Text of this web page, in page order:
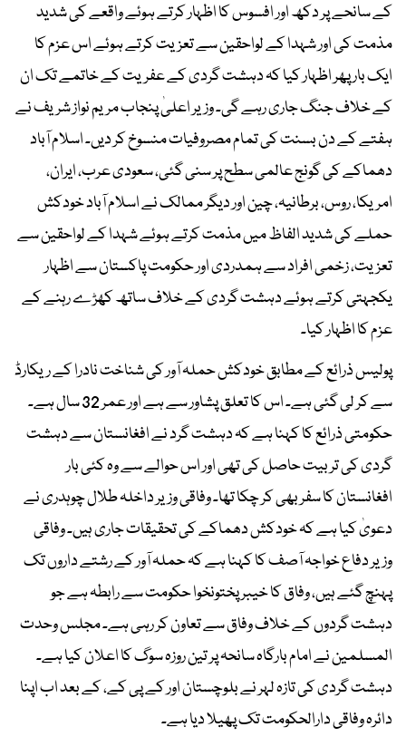
کے سانحے پر دکھ اور افسوس کا اظہار کرتے ہوئے واقعے کی شدید
مذمت کی اور شہدا کے لواحقین سے تعزیت کرتے ہوئے اس عزم کا
ایک بار پھر اظہار کیا کہ دہشت گردی کے عفریت کے خاتمے تک ان
کے خلاف جنگ جاری رہے گی۔ وزیر اعلیٰ پنجاب مریم نواز شریف نے
ہفتے کے دن بسنت کی تمام مصروفیات منسوخ کر دیں۔ اسلام آباد
دھماکے کی گونج عالمی سطح پر سنی گئی، سعودی عرب، ایران،
امریکا، روس، برطانیہ، چین اور دیگر ممالک نے اسلام آباد خودکش
حملے کی شدید الفاظ میں مذمت کرتے ہوئے شہدا کے لواحقین سے
تعزیت، زخمی افراد سے ہمدردی اور حکومت پاکستان سے اظہار
یکجہتی کرتے ہوئے دہشت گردی کے خلاف ساتھ کھڑے رہنے کے
عزم کا اظہار کیا۔
پولیس ذرائع کے مطابق خودکش حملہ آور کی شناخت نادرا کے ریکارڈ
سے کر لی گئی ہے۔ اس کا تعلق پشاور سے ہے اور عمر 32 سال ہے۔
حکومتی ذرائع کا کہنا ہے کہ دہشت گرد نے افغانستان سے دہشت
گردی کی تربیت حاصل کی تھی اور اس حوالے سے وہ کئی بار
افغانستان کا سفر بھی کر چکا تھا۔ وفاقی وزیر داخلہ طلال چوہدری نے
دعویٰ کیا ہے کہ خودکش دھماکے کی تحقیقات جاری ہیں۔ وفاقی
وزیر دفاع خواجہ آصف کا کہنا ہے کہ حملہ آور کے رشتے داروں تک
پہنچ گئے ہیں، وفاق کا خیبر پختونخوا حکومت سے رابطہ ہے جو
دہشت گردوں کے خلاف وفاق سے تعاون کر رہی ہے۔ مجلس وحدت
المسلمین نے امام بارگاہ سانحہ پر تین روزہ سوگ کا اعلان کیا ہے۔
دہشت گردی کی تازہ لہر نے بلوچستان اور کے پی کے، کے بعد اب اپنا
دائرہ وفاقی دارالحکومت تک پھیلا دیا ہے۔